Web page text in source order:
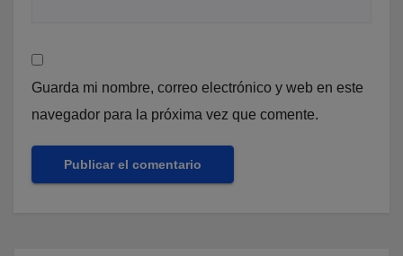
Guarda mi nombre, correo electrónico y web en este
navegador para la próxima vez que comente.